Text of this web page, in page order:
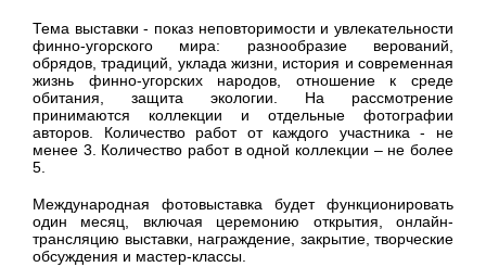
Тема выставки - показ неповторимости и увлекательности
финно-угорского мира: разнообразие верований,
обрядов, традиций, уклада жизни, история и современная
жизнь финно-угорских народов, отношение к среде
обитания, защита экологии. На рассмотрение
принимаются коллекции и отдельные фотографии
авторов. Количество работ от каждого участника - не
менее 3. Количество работ в одной коллекции – не более
5.
Международная фотовыставка будет функционировать
один месяц, включая церемонию открытия, онлайн-
трансляцию выставки, награждение, закрытие, творческие
обсуждения и мастер-классы.